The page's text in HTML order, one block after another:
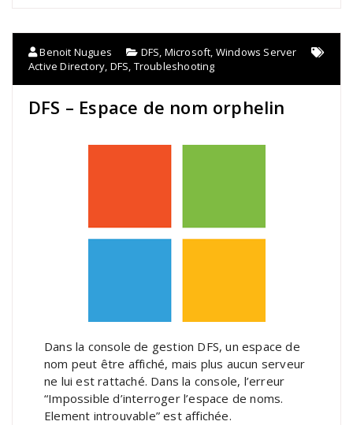
Benoit Nugues DFS, Microsoft, Windows Server
Active Directory, DFS, Troubleshooting
DFS – Espace de nom orphelin
Dans la console de gestion DFS, un espace de
nom peut être affiché, mais plus aucun serveur
ne lui est rattaché. Dans la console, l’erreur
“Impossible d’interroger l’espace de noms.
Element introuvable” est affichée.